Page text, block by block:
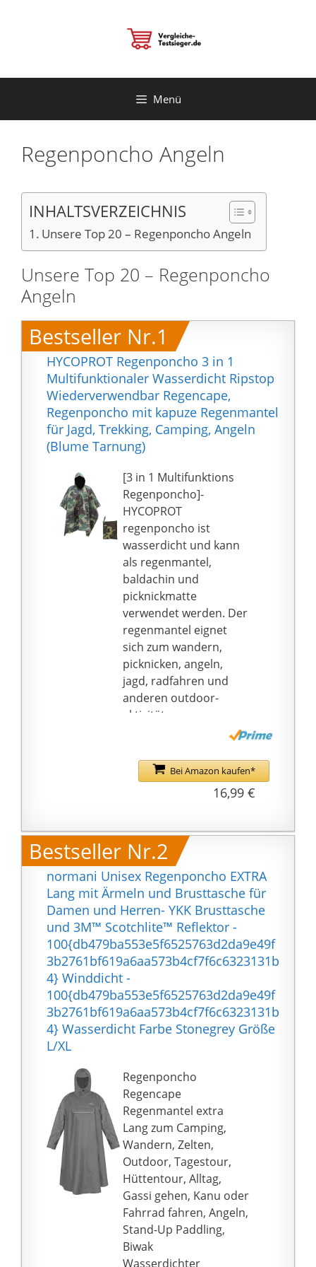
Menü
Regenponcho Angeln
INHALTSVERZEICHNIS
Unsere Top 20 – Regenponcho Angeln
Unsere Top 20 – Regenponcho
Angeln
Bestseller Nr.1
HYCOPROT Regenponcho 3 in 1
Multifunktionaler Wasserdicht Ripstop
Wiederverwendbar Regencape,
Regenponcho mit kapuze Regenmantel
für Jagd, Trekking, Camping, Angeln
(Blume Tarnung)
[3 in 1 Multifunktions
Regenponcho]-
HYCOPROT
regenponcho ist
wasserdicht und kann
als regenmantel,
baldachin und
picknickmatte
verwendet werden. Der
regenmantel eignet
sich zum wandern,
picknicken, angeln,
jagd, radfahren und
anderen outdoor-
aktivitäten.
poncho wiegt nur 700 g
(1,54lb) und lässt sich
leicht zu einem kleinen
Zusammengeklappt
sind die abmessungen
32*25cm (12,6"*9,8").
Der poncho entfaltet
sich zu einer größe von
200*140cm
(78,7"*55,1"), genug um
einen 50l rucksack zu
bedecken.
[Hochwertiges
Wasserdichtes
Material]-Unsere
wasserdichten regen
100{db479ba553e5f652
5763d2da9e49f3b2761b
f619a6aa573b4cf7f6c63
23131b4} wasserdichte
polyester, dessen das
innenfutter mit
wasserdichten pu-
beschichtungen
versehen wurde. Der
regenponcho hat eine
wasserdichte pu von
3000 mm wassersäule,
Bei Amazon kaufen*
16,99 €
Bestseller Nr.2
normani Unisex Regenponcho EXTRA
Lang mit Ärmeln und Brusttasche für
Damen und Herren- YKK Brusttasche
und 3M™ Scotchlite™ Reflektor -
100{db479ba553e5f6525763d2da9e49f
3b2761bf619a6aa573b4cf7f6c6323131b
4} Winddicht -
100{db479ba553e5f6525763d2da9e49f
3b2761bf619a6aa573b4cf7f6c6323131b
4} Wasserdicht Farbe Stonegrey Größe
L/XL
Regenponcho
Regencape
Regenmantel extra
Lang zum Camping,
Wandern, Zelten,
Outdoor, Tagestour,
Hüttentour, Alltag,
Gassi gehen, Kanu oder
Fahrrad fahren, Angeln,
Stand-Up Paddling,
Biwak
Wasserdichter